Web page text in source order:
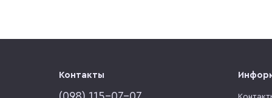
Контакты